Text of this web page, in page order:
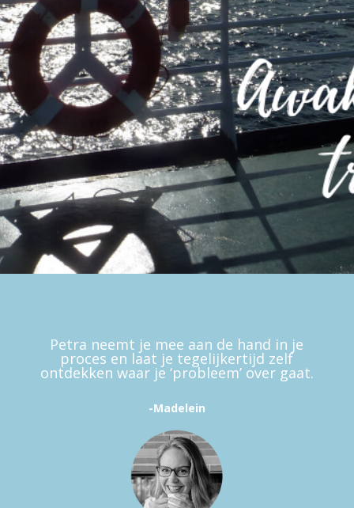
Petra neemt je mee aan de hand in je
proces en laat je tegelijkertijd zelf
ontdekken waar je ‘probleem’ over gaat.
-Madelein